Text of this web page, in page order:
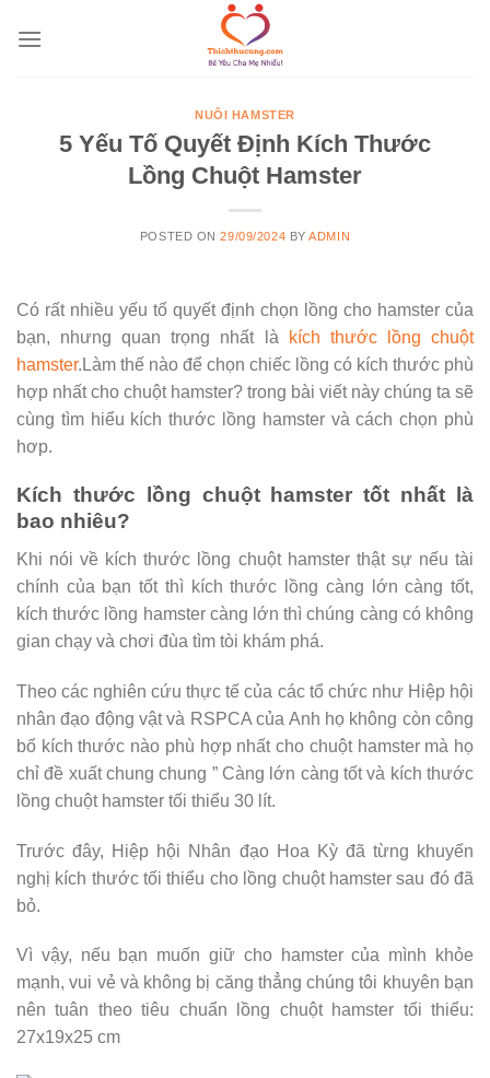
NUÔI HAMSTER
5 Yếu Tố Quyết Định Kích Thước
Lồng Chuột Hamster
POSTED ON29/09/2024 BYADMIN
Có rất nhiều yếu tố quyết định chọn lồng cho hamster của
bạn, nhưng quan trọng nhất là
kích thước lồng chuột
hamster.Làm thế nào để chọn chiếc lồng có kích thước phù
hợp nhất cho chuột hamster? trong bài viết này chúng ta sẽ
cùng tìm hiểu kích thước lồng hamster và cách chọn phù
hơp.
Kích thước lồng chuột hamster tốt nhất là
bao nhiêu?
Khi nói về kích thước lồng chuột hamster thật sự nếu tài
chính của bạn tốt thì kích thước lồng càng lớn càng tốt,
kích thước lồng hamster càng lớn thì chúng càng có không
gian chạy và chơi đùa tìm tòi khám phá.
Theo các nghiên cứu thực tế của các tổ chức như Hiệp hội
nhân đạo động vật và RSPCA của Anh họ không còn công
bố kích thước nào phù hợp nhất cho chuột hamster mà họ
chỉ đề xuất chung chung ” Càng lớn càng tốt và kích thước
lồng chuột hamster tối thiểu 30 lít.
Trước đây, Hiệp hội Nhân đạo Hoa Kỳ đã từng khuyến
nghị kích thước tối thiểu cho lồng chuột hamster sau đó đã
bỏ.
Vì vậy, nếu bạn muốn giữ cho hamster của mình khỏe
mạnh, vui vẻ và không bị căng thẳng chúng tôi khuyên bạn
nên tuân theo tiêu chuẩn lồng chuột hamster tối thiểu:
27x19x25 cm